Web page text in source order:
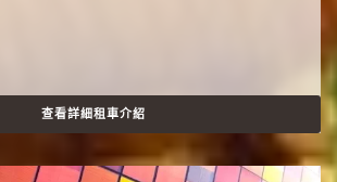
查看詳細租車介紹